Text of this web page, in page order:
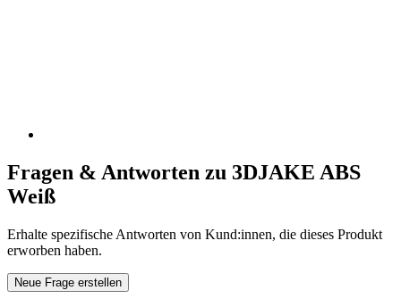
Fragen & Antworten zu 3DJAKE ABS
Weiß
Erhalte spezifische Antworten von Kund:innen, die dieses Produkt
erworben haben.
Neue Frage erstellen